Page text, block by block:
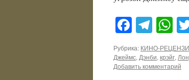
Рубрика: КИНО-
Джеймс, Дэнби, крэйг,
Добавить комментарий